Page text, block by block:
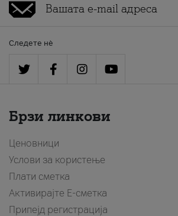
Следете нè
Брзи линкови
Ценовници
Услови за користење
Плати сметка
Активирајте Е-сметка
Припејд регистрација